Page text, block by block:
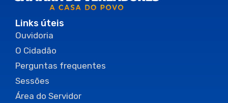
Links úteis
Ouvidoria
O Cidadão
Perguntas frequentes
Sessões
Área do Servidor